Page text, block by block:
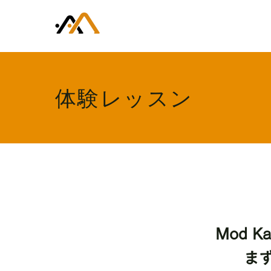
​体験レッスン
Mod
ま